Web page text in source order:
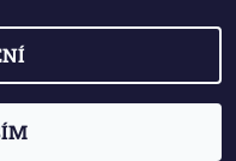
práva vyhrazena